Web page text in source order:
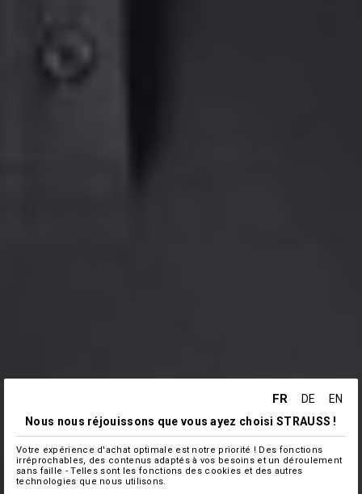
FR DE
EN
Nous nous réjouissons que vous ayez choisi STRAUSS !
Votre expérience d'achat optimale est notre priorité ! Des fonctions
irréprochables, des contenus adaptés à vos besoins et un déroulement
sans faille - Telles sont les fonctions des cookies et des autres
technologies que nous utilisons.